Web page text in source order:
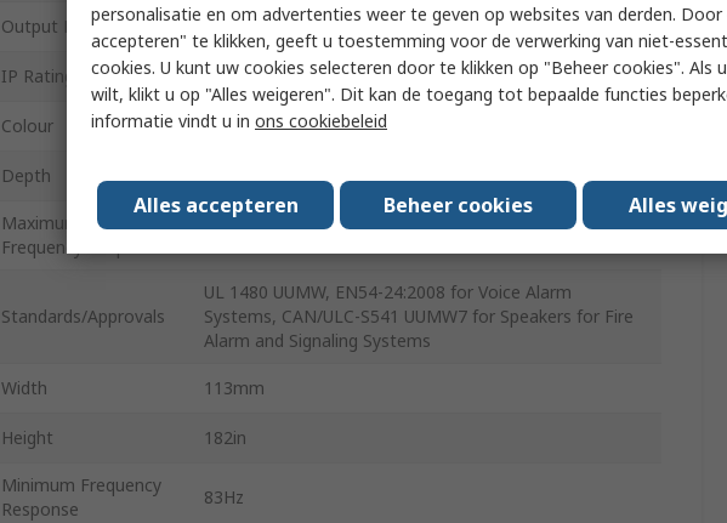
Output Power 80W
IP Rating IP55, IP33C
Colour Black, White
Depth 114in
Maximum
Frequency Response
19000Hz
Standards/Approvals
UL 1480 UUMW, EN54-24:2008 for Voice Alarm
Systems, CAN/ULC-S541 UUMW7 for Speakers for Fire
Alarm and Signaling Systems
Width 113mm
Height 182in
Minimum Frequency
Response
83Hz
personalisatie en om advertenties weer te geven op websites van derden. Door
accepteren" te klikken, geeft u toestemming voor de verwerking van niet-
cookies. U kunt uw cookies selecteren door te klikken op "Beheer cookies". Als
wilt, klikt u op "Alles weigeren". Dit kan de toegang tot bepaalde functies
informatie vindt u in ons cookiebeleid
Alles accepteren Beheer cookies Alles